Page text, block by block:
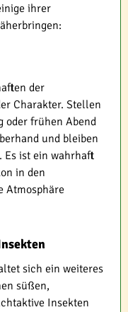
ihrer
der
Charakter. Stellen
oder frühen Abend
und bleiben
Es ist ein wahrhaft
in den
Atmosphäre
sich ein weiteres
süßen,
Insekten